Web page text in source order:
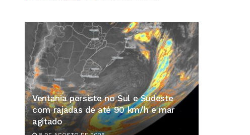
Ventania persiste no Sul e Sudeste
com rajadas de até 90 km/h e mar
agitado